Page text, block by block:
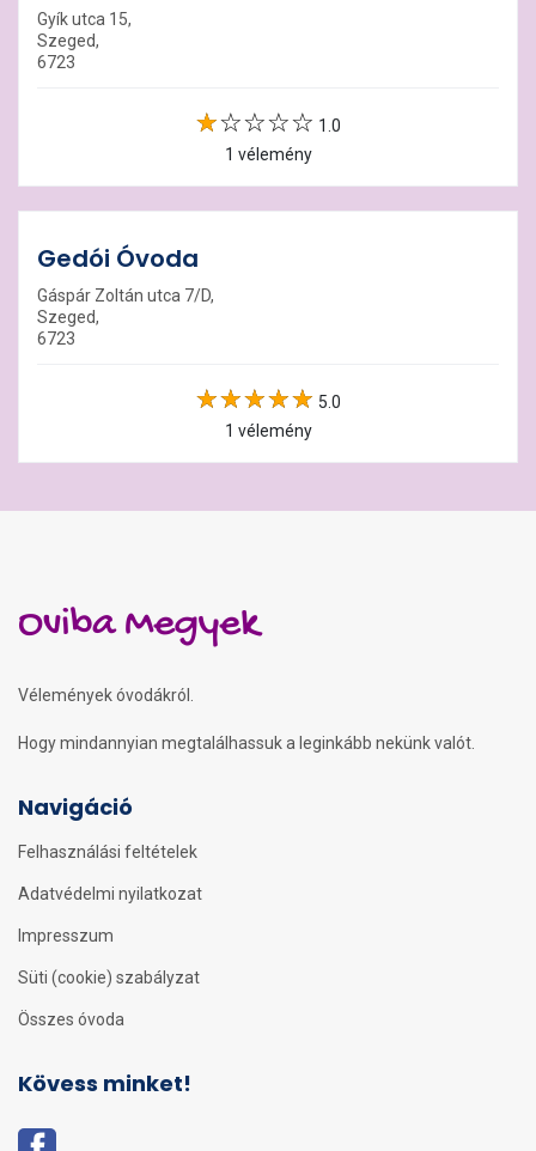
Gyík utca 15,
Szeged,
6723
1.0
1 vélemény
Gedói Óvoda
Gáspár Zoltán utca 7/D,
Szeged,
6723
5.0
1 vélemény
Oviba Megyek
Vélemények óvodákról.
Hogy mindannyian megtalálhassuk a leginkább nekünk valót.
Navigáció
Felhasználási feltételek
Adatvédelmi nyilatkozat
Impresszum
Süti (cookie) szabályzat
Összes óvoda
Kövess minket!